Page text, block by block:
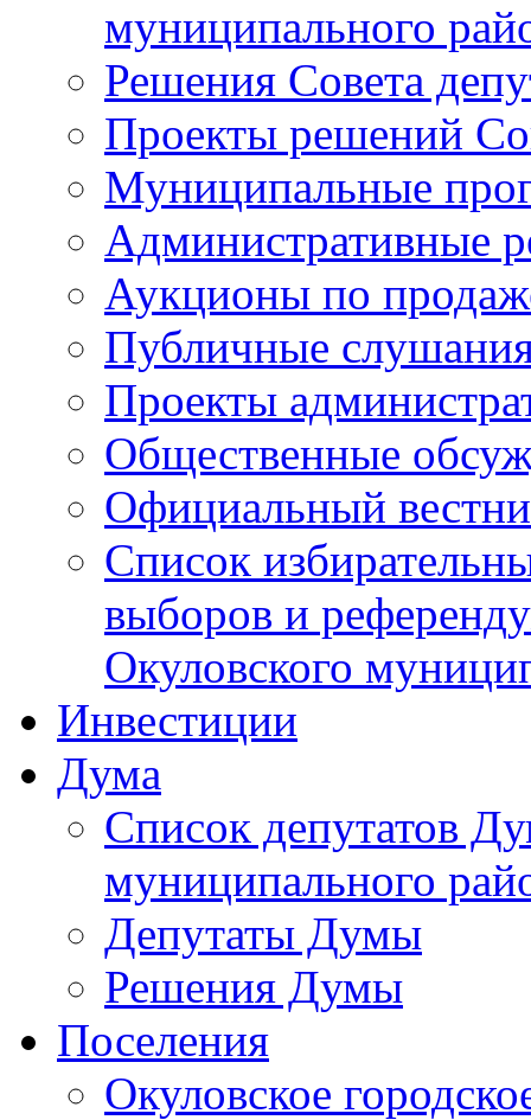
муниципального
Решения Совета
Проекты решений
Муниципальные
Административные
Аукционы по
Публичные
Проекты
Общественные
Официальный
Список
выборов и
Окуловского
Инвестиции
Дума
Список депутатов
муниципального
Депутаты Думы
Решения Думы
Поселения
Окуловское